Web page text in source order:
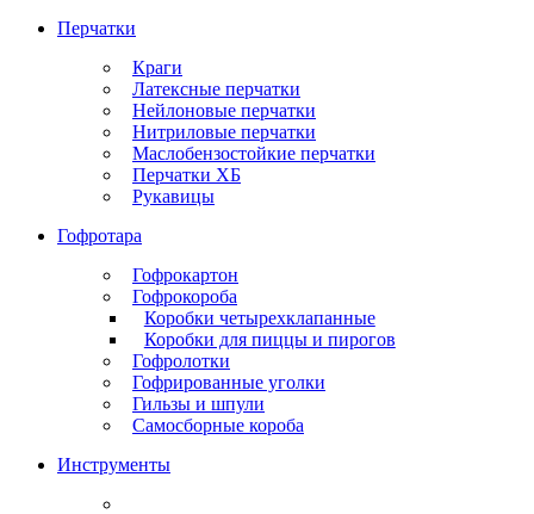
Перчатки
Краги
Латексные перчатки
Нейлоновые перчатки
Нитриловые перчатки
Маслобензостойкие перчатки
Перчатки ХБ
Рукавицы
Гофротара
Гофрокартон
Гофрокороба
Коробки четырехклапанные
Коробки для пиццы и пирогов
Гофролотки
Гофрированные уголки
Гильзы и шпули
Самосборные короба
Инструменты